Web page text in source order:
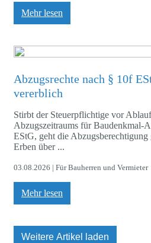
Mehr lesen
Abzugsrechte nach § 10f
vererblich
Stirbt der Steuerpflichtige vor
Abzugszeitraums für Baudenkmal-
EStG, geht die
Erben über ...
03.08.2026 | Für Bauherren und Vermieter
Mehr lesen
Weitere Artikel laden